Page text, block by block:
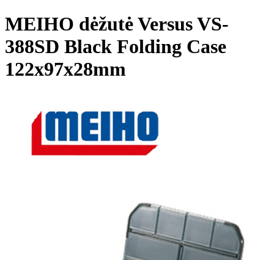
MEIHO dėžutė Versus VS-
388SD Black Folding Case
122x97x28mm